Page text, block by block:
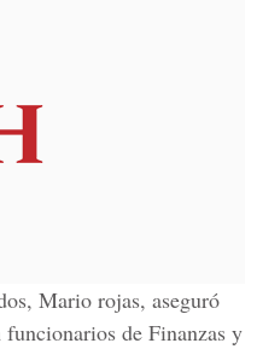
Mario rojas, aseguró
de Finanzas y